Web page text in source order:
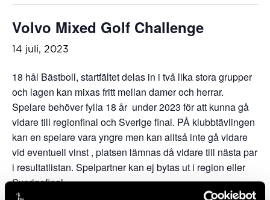
Volvo Mixed Golf Challenge
14 juli, 2023
18 hål Bästboll, startfältet delas in i två lika stora grupper
och lagen kan mixas fritt mellan damer och herrar.
Spelare behöver fylla 18 år under 2023 för att kunna gå
vidare till regionfinal och Sverige final. PÅ klubbtävlingen
kan en spelare vara yngre men kan alltså inte gå vidare
vid eventuell vinst , platsen lämnas då vidare till nästa par
i resultatlistan. Spelpartner kan ej bytas ut i region eller
Sverigefinal.